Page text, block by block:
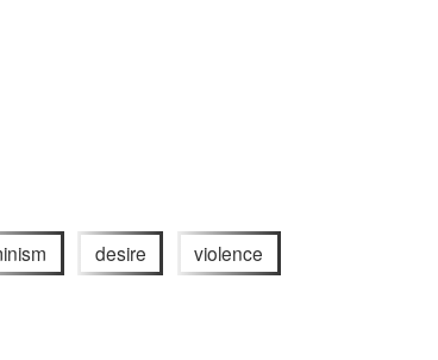
desire violence